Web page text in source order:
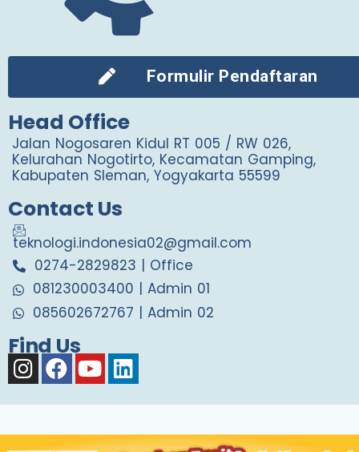
Formulir Pendaftaran
Head Office
Jalan Nogosaren Kidul RT 005 / RW 026,
Kelurahan Nogotirto, Kecamatan Gamping,
Kabupaten Sleman, Yogyakarta 55599
Contact Us
teknologi.indonesia02@gmail.com
0274-2829823 | Office
081230003400 | Admin 01
085602672767 | Admin 02
Find Us